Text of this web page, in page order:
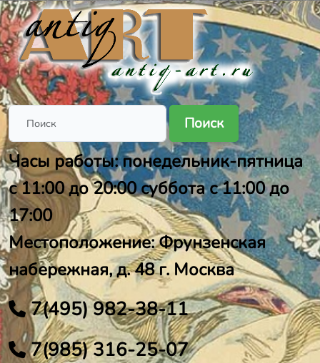
Поиск
Часы работы: понедельник-пятница
с 11:00 до 20:00 суббота с 11:00 до
17:00
Местоположение: Фрунзенская
набережная, д. 48 г. Москва
7(495) 982-38-11
7(985) 316-25-07